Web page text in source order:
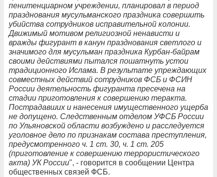
пенитенциарном учреждении, планировал в период
празднования мусульманского праздника совершить
убийства сотрудников исправительной колонии.
Движимый мотивом религиозной ненависти и
вражды фигурант в канун празднования светлого и
значимого для мусульман праздника Курбан-байрам
своими действиями пытался пошатнуть устои
традиционного Ислама. В результате упреждающих
совместных действий сотрудников ФСБ и ФСИН
России деятельность фигуранта пресечена на
стадии приготовления к совершению теракта.
Пострадавших и нанесения имущественного ущерба
не допущено. Следственным отделом УФСБ России
по Ульяновской области возбуждено и расследуется
уголовное дело по признакам состава преступления,
предусмотренного ч. 1 ст. 30, ч. 1 ст. 205
(приготовление к совершению террористического
акта) УК России", - говорится в сообщении Центра
общественных связей ФСБ.